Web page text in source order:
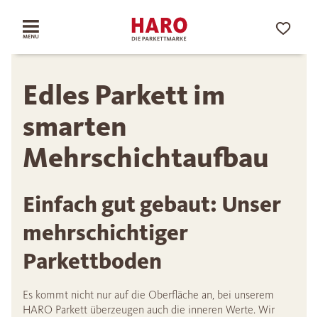
Edles Parkett im
smarten
Mehrschichtaufbau
Einfach gut gebaut: Unser
mehrschichtiger
Parkettboden
Es kommt nicht nur auf die Oberfläche an, bei unserem
HARO Parkett überzeugen auch die inneren Werte. Wir